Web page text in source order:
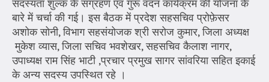
सदस्यता शुल्क के संग्रहण एवं गुरू वंदन कार्यक्रम की योजना के
बारे में चर्चा की गई। इस बैठक में प्रदेश सहसचिव प्रोफ़ेसर
अशोक सोनी, विभाग सहसंयोजक श्री सरोज कुमार, जिला अध्यक्ष
मुकेश व्यास, जिला सचिव भवशेखर, सहसचिव कैलाश नागर,
उपाध्यक्ष राम सिंह भाटी ,प्रचार प्रमुख सागर सांवरिया सहित इकाई
के अन्य सदस्य उपस्थित रहे ।